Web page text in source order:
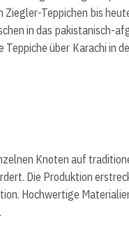
Ziegler-Teppichen bis
in das pakistanisch-
über Karachi in
Knoten auf
Die Produktion
Hochwertige